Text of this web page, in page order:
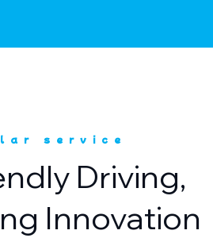
service
Driving,
Innovation